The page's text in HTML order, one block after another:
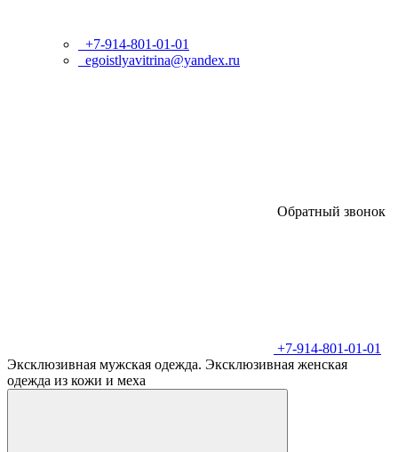
+7-914-801-01-01
egoistlyavitrina@yandex.ru
Обратный звонок
+7-914-801-01-01
Эксклюзивная мужская одежда. Эксклюзивная женская
одежда из кожи и меха